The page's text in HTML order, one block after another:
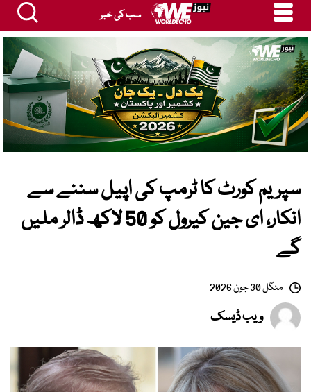
سب کی خبر
سپریم کورٹ کا ٹرمپ کی اپیل سننے سے
انکار، ای جین کیرول کو 50 لاکھ ڈالر ملیں
گے
منگل 30 جون 2026
ویب ڈیسک